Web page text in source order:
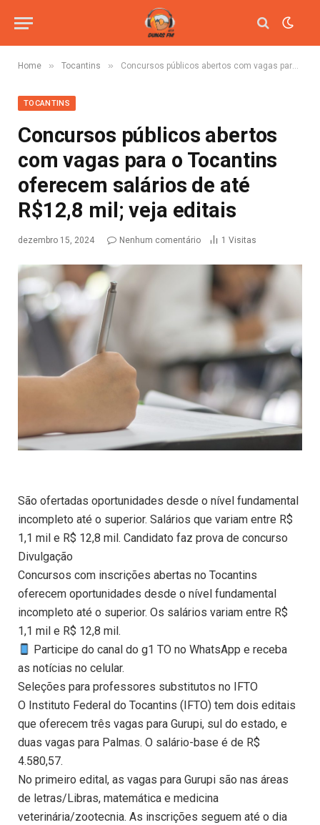
Home » Tocantins » Concursos públicos abertos com vagas para o Tocantins oferecem salários de até R$12,8 mil; veja editais
TOCANTINS
Concursos públicos abertos
com vagas para o Tocantins
oferecem salários de até
R$12,8 mil; veja editais
dezembro 15, 2024 Nenhum comentário 1 Visitas
São ofertadas oportunidades desde o nível fundamental
incompleto até o superior. Salários que variam entre R$
1,1 mil e R$ 12,8 mil. Candidato faz prova de concurso
Divulgação
Concursos com inscrições abertas no Tocantins
oferecem oportunidades desde o nível fundamental
incompleto até o superior. Os salários variam entre R$
1,1 mil e R$ 12,8 mil.
Participe do canal do g1 TO no WhatsApp e receba
as notícias no celular.
Seleções para professores substitutos no IFTO
O Instituto Federal do Tocantins (IFTO) tem dois editais
que oferecem três vagas para Gurupi, sul do estado, e
duas vagas para Palmas. O salário-base é de R$
4.580,57.
No primeiro edital, as vagas para Gurupi são nas áreas
de letras/Libras, matemática e medicina
veterinária/zootecnia. As inscrições seguem até o dia